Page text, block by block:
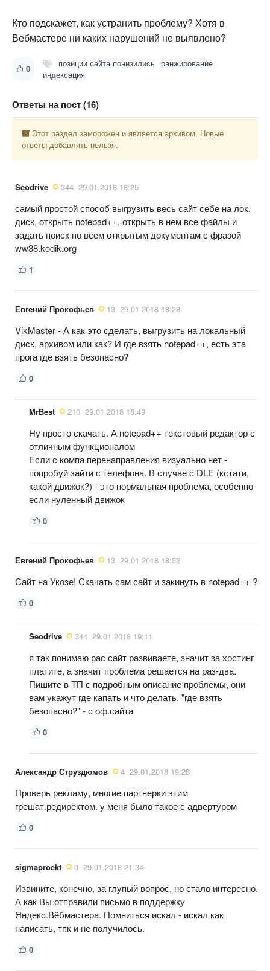
Кто подскажет, как устранить проблему? Хотя в
Вебмастере ни каких нарушений не выявлено?
0 позиции сайта понизились ранжирование
индексация
Ответы на пост (16)
Этот раздел заморожен и является архивом. Новые
ответы добавлять нельзя.
Seodrive 344 29.01.2018 18:25
самый простой способ выгрузить весь сайт себе на лок.
диск, открыть notepad++, открыть в нем все файлы и
задать поиск по всем открытым документам с фразой
ww38.kodik.org
1
Евгений Прокофьев 13 29.01.2018 18:28
VikMaster - А как это сделать, выгрузить на локальный
диск, архивом или как? И где взять notepad++, есть эта
прога где взять безопасно?
0
MrBest 210 29.01.2018 18:49
Ну просто скачать. А notepad++ текстовый редактор с
отличным функционалом
Если с компа перенаправления визуально нет -
попробуй зайти с телефона. В случае с DLE (кстати,
какой движок?) - это нормальная проблема, особенно
если нуленный движок
0
Евгений Прокофьев 13 29.01.2018 18:52
Сайт на Укозе! Скачать сам сайт и закинуть в notepad++ ?
0
Seodrive 344 29.01.2018 19:11
я так понимаю рас сайт развиваете, значит за хостинг
платите, а значит проблема решается на раз-два.
Пишите в ТП с подробным описание проблемы, они
вам укажут где капать и что делать. "где взять
безопасно?" - с оф.сайта
0
Александр Струздюмов 4 29.01.2018 19:28
Проверь рекламу, многие партнерки этим
грешат.редиректом. у меня было такое с адвертуром
0
sigmaproekt 0 29.01.2018 21:34
Извините, конечно, за глупый вопрос, но стало интересно.
А как Вы отправили письмо в поддержку
Яндекс.Вёбмастера. Помниться искал - искал как
написать, тпк и не получилось.
0